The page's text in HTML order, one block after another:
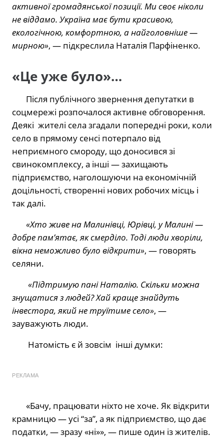
активної громадянської позиції. Ми своє ніколи
не віддамо. Україна має бути красивою,
екологічною, комфортною, а найголовніше —
мирною», — підкреслила Наталія Парфіненко.
«Це уже було»…
Після публічного звернення депутатки в
соцмережі розпочалося активне обговорення.
Деякі жителі села згадали попередні роки, коли
село в прямому сенсі потерпало від
неприємного смороду, що доносився зі
свинокомплексу, а інші — захищають
підприємство, наголошуючи на економічній
доцільності, створенні нових робочих місць і
так далі.
«Хто живе на Малинівці, Юрівці, у Малині —
добре пам’ятає, як смерділо. Тоді люди хворіли,
вікна неможливо було відкрити», — говорять
селяни.
«Підтримую пані Наталію. Скільки можна
знущатися з людей? Хай краще знайдуть
інвестора, який не труїтиме село», —
зауважують люди.
Натомість є й зовсім інші думки:
РЕКЛАМА
«Бачу, працювати ніхто не хоче. Як відкрити
крамницю — усі “за”, а як підприємство, що дає
податки, — зразу «ні»», — пише один із жителів.